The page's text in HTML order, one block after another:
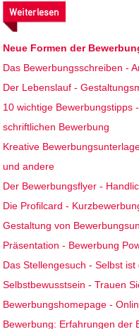
Weiterlesen
Neue Formen der
Das Bewerbungsschreiben -
Der Lebenslauf -
10 wichtige Bewerbungstipps
schriftlichen Bewerbung
Kreative
und andere
Der Bewerbungsflyer -
Die Profilcard -
Gestaltung von
Präsentation - Bewerbung
Das Stellengesuch - Selbst ist
Selbstbewusstsein - Trauen
Bewerbungshomepage -
Bewerbung: Erfahrungen der